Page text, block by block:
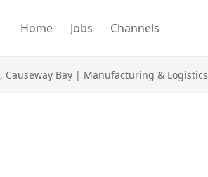
Home Jobs Channels
, Causeway Bay | Manufacturing & Logistics